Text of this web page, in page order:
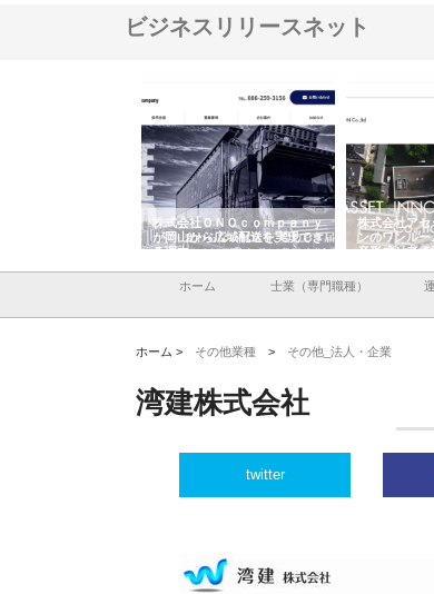
ビジネスリリースネット
株式会社ＯＮＯｃｏｍｐａｎｙ
が岡山から広域配送を実現でき
る理由
株式会社アセ
ンのワンル
産形成と老後
ホーム 士業（専門職種）
ホーム > その他業種 > その他_法人・企業
湾建株式会社
twitter